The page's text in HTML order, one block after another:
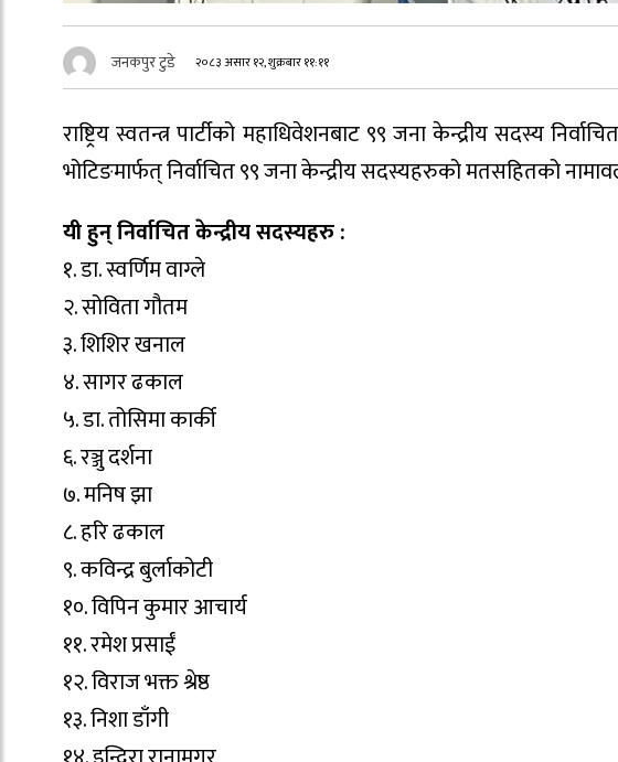
जनकपुर टुडे २०८३ असार १२, शुक्रबार ११:११
राष्ट्रिय स्वतन्त्र पार्टीको महाधिवेशनबाट ९९ जना केन्द्रीय सदस्य
भोटिङमार्फत् निर्वाचित ९९ जना केन्द्रीय सदस्यहरुको मतसहितको
यी हुन् निर्वाचित केन्द्रीय सदस्यहरु :
१. डा. स्वर्णिम वाग्ले
२. सोविता गौतम
३. शिशिर खनाल
४. सागर ढकाल
५. डा. तोसिमा कार्की
६. रञ्जु दर्शना
७. मनिष झा
८. हरि ढकाल
९. कविन्द्र बुर्लाकोटी
१०. विपिन कुमार आचार्य
११. रमेश प्रसाईं
१२. विराज भक्त श्रेष्ठ
१३. निशा डाँगी